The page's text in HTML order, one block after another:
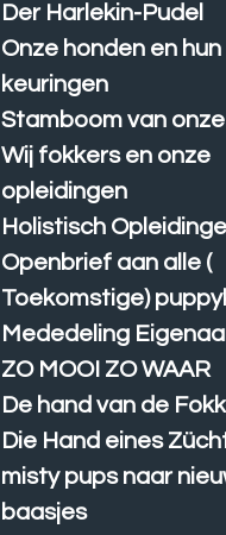
Der Harlekin-Pudel
Onze honden en hun
keuringen
Stamboom van
Wij fokkers en onze
opleidingen
Holistisch
Openbrief aan alle (
Toekomstige)
Mededeling
ZO MOOI ZO WAAR
De hand van de
Die Hand eines
misty pups naar
baasjes